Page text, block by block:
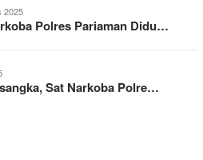
2025
Polres Pariaman Didu…
Sat Narkoba Polre…